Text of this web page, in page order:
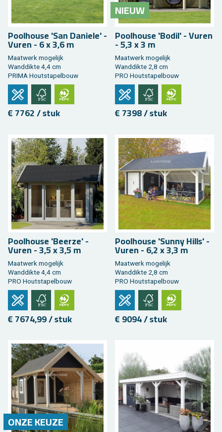
Pool­hou­se 'San Da­nie­le' -
Vuren - 6 x 3,6 m
Maat­werk mo­ge­lijk
Wand­dik­te 4,4 cm
PRIMA Hout­sta­pel­bouw
€ 7762 / stuk
NIEUW
Pool­hou­se 'Bodil' - Vuren
- 5,3 x 3 m
Maat­werk mo­ge­lijk
Wand­dik­te 2,8 cm
PRO Hout­sta­pel­bouw
€ 7398 / stuk
Pool­hou­se 'Beer­ze' -
Vuren - 3,5 x 3,5 m
Maat­werk mo­ge­lijk
Wand­dik­te 4,4 cm
PRO Hout­sta­pel­bouw
€ 7674,99 / stuk
Pool­hou­se 'Sunny Hills' -
Vuren - 6,2 x 3,3 m
Maat­werk mo­ge­lijk
Wand­dik­te 2,8 cm
PRO Hout­sta­pel­bouw
€ 9094 / stuk
ONZE KEUZE